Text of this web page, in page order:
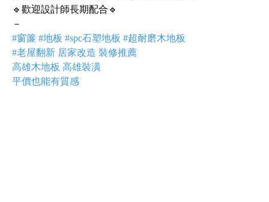
🔹歡迎設計師長期配合🔹
－
#窗簾 #地板 #spc石塑地板 #超耐磨木地板
#老屋翻新 居家改造 裝修推薦
高雄木地板 高雄裝潢
平價也能有質感